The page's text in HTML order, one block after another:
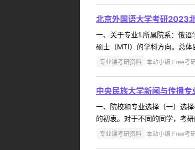
北京外国语大学考研2023
一、关于专业1.所属院系：俄
硕士（MTI）的学科方向。总
专业课考研资料 本站小编 Free考
中央民族大学新闻与传播
一、院校和专业选择（一）选
的初衷。对于不同的同学，考
专业课考研资料 本站小编 Free考